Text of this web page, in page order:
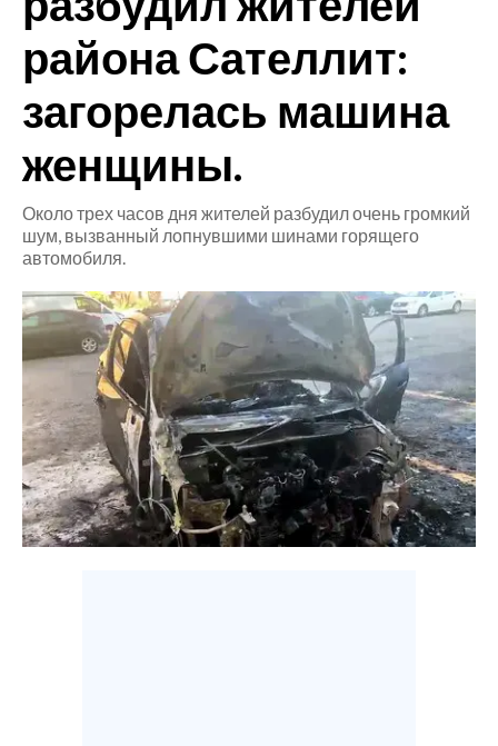
CRONACA
ITALIA
MONDO
POLITICA
ECONOMIA
LAVORO
SPORT IN SARDEGNA
SPORT
RISULTATI E CLASSIFICHE
CALCIO
района Сателлит:
загорелась машина
женщины.
Около трех часов дня жителей разбудил очень громкий
шум, вызванный лопнувшими шинами горящего
автомобиля.